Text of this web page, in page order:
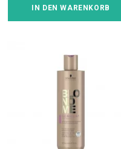
IN DEN WARENKORB